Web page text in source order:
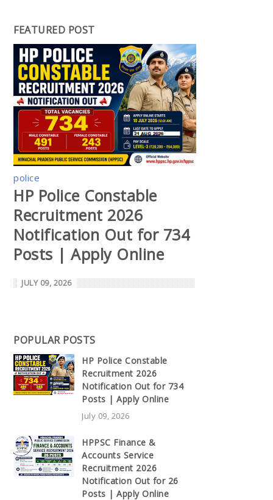
FEATURED POST
police
HP Police Constable
Recruitment 2026
Notification Out for 734
Posts | Apply Online
JULY 09, 2026
POPULAR POSTS
HP Police Constable
Recruitment 2026
Notification Out for 734
Posts | Apply Online
July 09, 2026
HPPSC Finance &
Accounts Service
Recruitment 2026
Notification Out for 26
Posts | Apply Online